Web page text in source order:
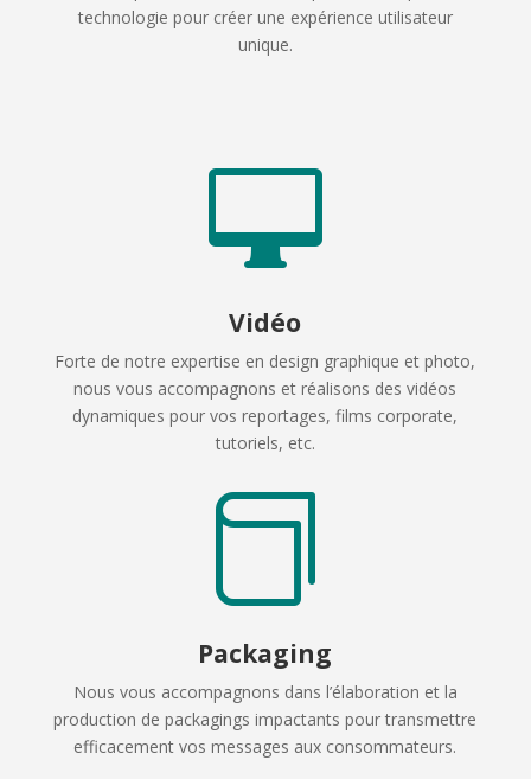
technologie pour créer une expérience utilisateur
unique.

Vidéo
Forte de notre expertise en design graphique et photo,
nous vous accompagnons et réalisons des vidéos
dynamiques pour vos reportages, films corporate,
tutoriels, etc.

Packaging
Nous vous accompagnons dans l’élaboration et la
production de packagings impactants pour transmettre
efficacement vos messages aux consommateurs.